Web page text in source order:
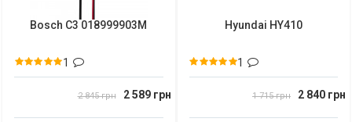
Bosch C3 018999903M
1
2 845 грн 2 589 грн
Hyundai HY410
1
1 715 грн 2 840 грн